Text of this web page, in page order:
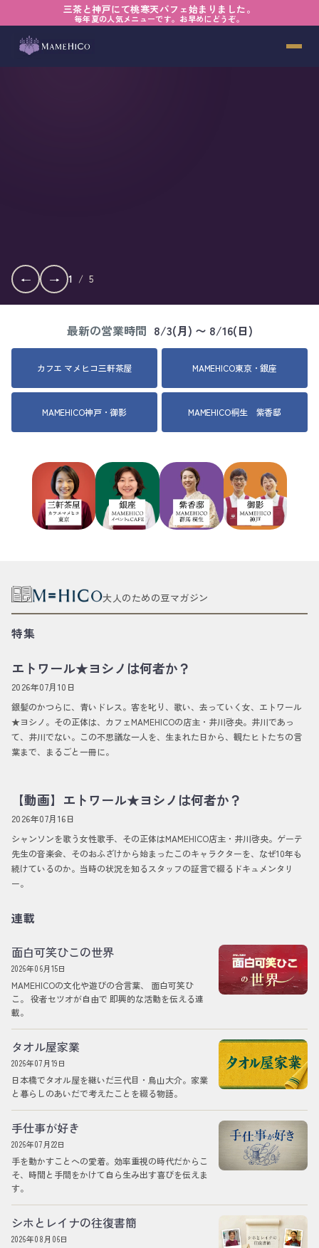
三茶と神戸にて桃寒天パフェ始まりました。
毎年夏の人気メニューです。お早めにどうぞ。
← → 1 / 5
最新の営業時間 8/3(月) 〜 8/16(日)
カフエ マメヒコ三軒茶屋 MAMEHICO東京・銀座
MAMEHICO神戸・御影 MAMEHICO桐生 紫香邸
大人のための豆マガジン
特集
エトワール★ヨシノは何者か？
2026年07月10日
銀髪のかつらに、青いドレス。客を叱り、歌い、去っていく女、エトワール
★ヨシノ。その正体は、カフェMAMEHICOの店主・井川啓央。井川であっ
て、井川でない。この不思議な一人を、生まれた日から、観たヒトたちの言
葉まで、まるごと一冊に。
【動画】エトワール★ヨシノは何者か？
2026年07月16日
シャンソンを歌う女性歌手、その正体はMAMEHICO店主・井川啓央。ゲーテ
先生の音楽会、そのおふざけから始まったこのキャラクターを、なぜ10年も
続けているのか。当時の状況を知るスタッフの証言で綴るドキュメンタリ
ー。
連載
面白可笑ひこの世界
2026年06月15日
MAMEHICOの文化や遊びの合言葉、 面白可笑ひ
こ。 役者セツオが自由で 即興的な活動を伝える連
載。
タオル屋家業
2026年07月19日
日本橋でタオル屋を継いだ三代目・鳥山大介。家業
と暮らしのあいだで考えたことを綴る物語。
手仕事が好き
2026年07月22日
手を動かすことへの愛着。効率重視の時代だからこ
そ、時間と手間をかけて自ら生み出す喜びを伝えま
す。
シホとレイナの往復書簡
2026年08月06日